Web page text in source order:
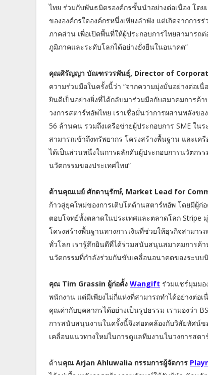
ไทย ร่วมกับพันธมิตรองค์กรชั้นนำอย่างต่อเนื่อง โดย
ขององค์กรใดองค์กรหนึ่งเพียงลำพัง แต่เกิดจากกา
ภาคส่วน เพื่อเปิดพื้นที่ให้ผู้ประกอบการไทยสามารถ
ภูมิภาคและระดับโลกได้อย่างยั่งยืนในอนาคต”
คุณศิรัญญา บัณฑรวรพันธุ์, Director of
ความร่วมมือในครั้งนี้ว่า “จากความมุ่งมั่นอย่างต่อเ
ยินดีเป็นอย่างยิ่งที่ได้กลับมาร่วมมือกับสมาคมการค้า
วงการสตาร์ทอัพไทย เราเชื่อมั่นว่าการผสานพลังข
56 ล้านคน รวมถึงเครือข่ายผู้ประกอบการ SME ใน
สามารถเข้าถึงทรัพยากร โครงสร้างพื้นฐาน และเ
ได้เป็นส่วนหนึ่งในการผลักดันผู้ประกอบการนวัตกร
นวัตกรรมของประเทศไทย”
ด้านคุณเมย์ ศักดานุรักษ์, Market Lead for
ก้าวสู่ยุคใหม่ของการเติบโตด้านสตาร์ทอัพ โดยมีผู้
ตอบโจทย์ทั้งตลาดในประเทศและตลาดโลก
โครงสร้างพื้นฐานทางการเงินที่ช่วยให้ธุรกิจสามาร
ทั่วโลก เรารู้สึกยินดีที่ได้ร่วมสนับสนุนสมาคมการค้
นวัตกรรมที่กำลังร่วมกันขับเคลื่อนอนาคตของระบบ
คุณ Tim Grassin ผู้ก่อตั้ง Wangift ร่วมแชร์มุมมอ
พนักงาน แต่มีเพียงไม่กี่แห่งที่สามารถทำได้อย่างต่อ
คุณค่ากับบุคลากรได้อย่างเป็นรูปธรรม เรามองว่า
การสนับสนุนงานในครั้งนี้จึงสอดคล้องกับวิสัยทัศน์
เคลื่อนแนวทางใหม่ในการดูแลทีมงานในวงการสตา
ด้านคุณ Arjan Ahluwalia กรรมการผู้จัดการ